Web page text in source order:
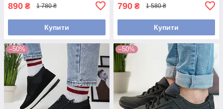
890 ₴ 1 780 ₴
Купити
790 ₴ 1 580 ₴
Купити
–50% –50%